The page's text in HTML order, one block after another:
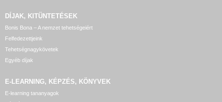
DÍJAK, KITÜNTETÉSEK
Bonis Bona – A nemzet tehetségeiért
Felfedezettjeink
Tehetségnagykövetek
Egyéb díjak
E-LEARNING, KÉPZÉS, KÖNYVEK
E-learning tananyagok